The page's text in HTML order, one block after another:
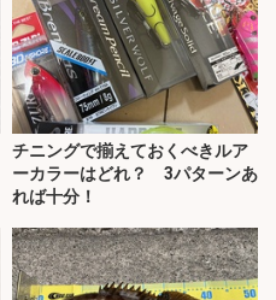
チニングで揃えておくべきルア
ーカラーはどれ？ 3パターンあ
れば十分！